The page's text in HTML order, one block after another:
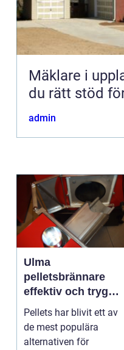
Mäklare i
du rätt stöd
admin
Ulma
pelletsbrännare
effektiv och trygg
värme med pellets
Pellets har blivit ett av
de mest populära
alternativen för